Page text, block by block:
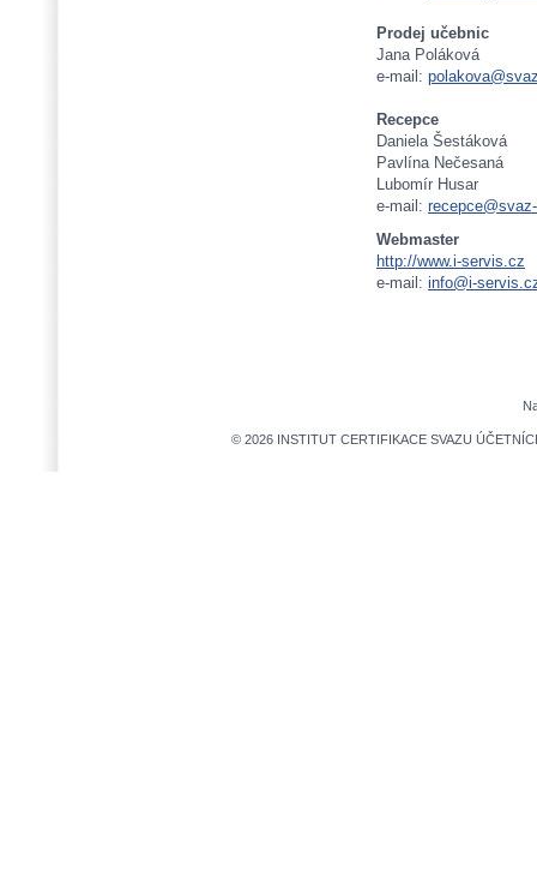
Prodej učebnic
Jana Poláková
e-mail:
Recepce
Daniela Šestáková
Pavlína Nečesaná
Lubomír Husar
e-mail:
Webmaster
http://www.i-servis.cz
e-mail: info@i-
© 2026 INSTITUT CERTIFIKACE SVAZU